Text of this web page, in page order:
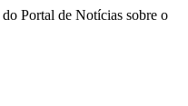
Portal de Notícias sobre o